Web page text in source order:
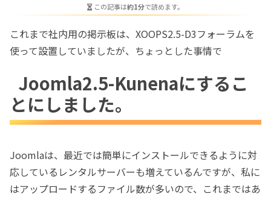
この記事は約1分で読めます。
これまで社内用の掲示板は、XOOPS2.5-D3フォーラムを
使って設置していましたが、ちょっとした事情で
Joomla2.5-Kunenaにするこ
とにしました。
Joomlaは、最近では簡単にインストールできるように対
応しているレンタルサーバーも増えているんですが、私に
はアップロードするファイル数が多いので、これまではあ